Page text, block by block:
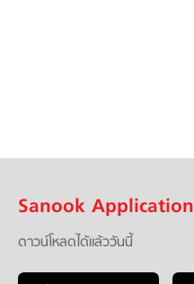
Sanook Application
ดาวน์โหลดได้แล้ววันนี้